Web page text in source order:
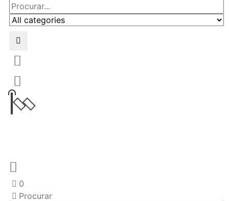
0
Procurar